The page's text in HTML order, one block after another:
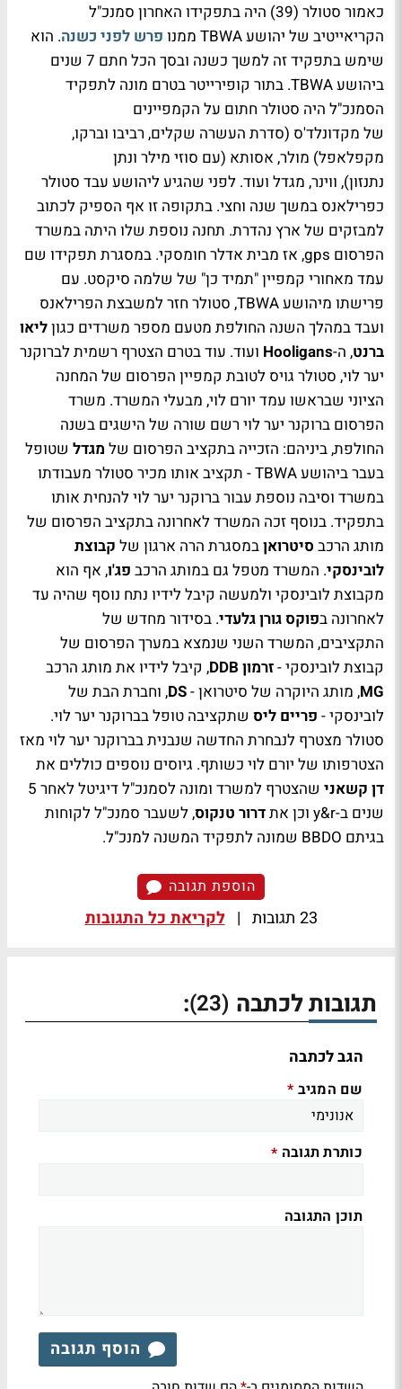
כאמור סטולר (39) היה בתפקידו האחרון סמנכ"ל
הקריאייטיב של יהושע TBWA ממנו
פרש לפני כשנה. הוא
שימש בתפקיד זה למשך כשנה ובסך הכל חתם 7 שנים
ביהושע TBWA. בתור קופירייטר בטרם מונה לתפקיד
הסמנכ"ל היה סטולר חתום על הקמפיינים
של מקדונלד'ס (סדרת העשרה שקלים, רביבו וברקו,
מקפלאפל) מולר, אסותא (עם סוזי מילר ונתן
נתנזון), ווינר, מגדל ועוד. לפני שהגיע ליהושע עבד סטולר
כפרילאנס במשך שנה וחצי. בתקופה זו אף הספיק לכתוב
למבזקים של ארץ נהדרת. תחנה נוספת שלו היתה במשרד
הפרסום gps, אז מבית אדלר חומסקי. במסגרת תפקידו שם
עמד מאחורי קמפיין "תמיד כן" של שלמה סיקסט. עם
פרישתו מיהושע TBWA, סטולר חזר למשבצת הפרילאנס
ועבד במהלך השנה החולפת מטעם מספר משרדים כגוןליאו
ברנט, ה-Hooligans ועוד. עוד בטרם הצטרף רשמית לברוקנר
יער לוי, סטולר גויס לטובת קמפיין הפרסום של המחנה
הציוני שבראשו עמד יורם לוי, מבעלי המשרד. משרד
הפרסום ברוקנר יער לוי רשם שורה של הישגים בשנה
החולפת, ביניהם: הזכייה בתקציב הפרסום של מגדל שטופל
בעבר ביהושע TBWA - תקציב אותו מכיר סטולר מעבודתו
במשרד וסיבה נוספת עבור ברוקנר יער לוי להנחית אותו
בתפקיד. בנוסף זכה המשרד לאחרונה בתקציב הפרסום של
מותג הרכב סיטרואןבמסגרת הרה ארגון של קבוצת
לובינסקי. המשרד מטפל גם במותג הרכב פג'ו, אף הוא
מקבוצת לובינסקי ולמעשה קיבל לידיו נתח נוסף שהיה עד
לאחרונה בפוקס גורן גלעדי. בסידור מחדש של
התקציבים, המשרד השני שנמצא במערך הפרסום של
קבוצת לובינסקי -זרמון DDB
, קיבל לידיו את מותג הרכב
MG, מותג היוקרה של סיטרואן -DS, וחברת הבת של
לובינסקי - פריים ליס שתקציבה טופל בברוקנר יער לוי.
סטולר מצטרף לנבחרת החדשה שנבנית בברוקנר יער לוי מאז
הצטרפותו של יורם לוי כשותף. גיוסים נוספים כוללים את
דן קשאני
שהצטרף למשרד ומונה לסמנכ"ל דיגיטל לאחר 5
שנים ב-y&r וכן את
דרור טנקוס, לשעבר סמנכ"ל לקוחות
בגיתם BBDO שמונה לתפקיד המשנה למנכ"ל.
הוספת תגובה
23 תגובות | לקריאת כל התגובות
תגובות לכתבה (23)
:
הגב לכתבה
שם המגיב *
כותרת תגובה *
תוכן התגובה
הוסף תגובה